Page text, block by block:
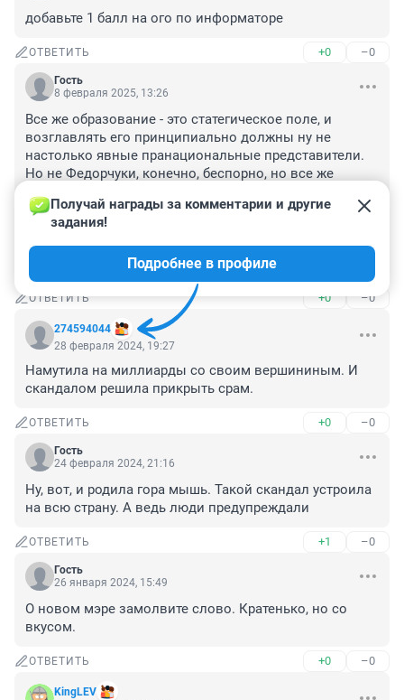
добавьте 1 балл на ого по информаторе
ОТВЕТИТЬ +0 –0
Гость
8 февраля 2025, 13:26
Все же образование - это статегическое поле, и
возглавлять его принципиально должны ну не
настолько явные пранациональные представители.
Но не Федорчуки, конечно, беспорно, но все же
все.
На лицо глубокий кадровый кризис территории, и
отсутствие долговременной кадровой политики
ОТВЕТИТЬ +0 –0
274594044
Получай награды за комментарии и другие
задания!
Подробнее в профиле
28 февраля 2024, 19:27
Намутила на миллиарды со своим вершининым. И
скандалом решила прикрыть срам.
ОТВЕТИТЬ +0 –0
Гость
24 февраля 2024, 21:16
Ну, вот, и родила гора мышь. Такой скандал устроила
на всю страну. А ведь люди предупреждали
ОТВЕТИТЬ +1 –0
Гость
26 января 2024, 15:49
О новом мэре замолвите слово. Кратенько, но со
вкусом.
ОТВЕТИТЬ +0 –0
KingLEV